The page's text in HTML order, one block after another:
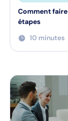
Comment
étapes
10 minutes